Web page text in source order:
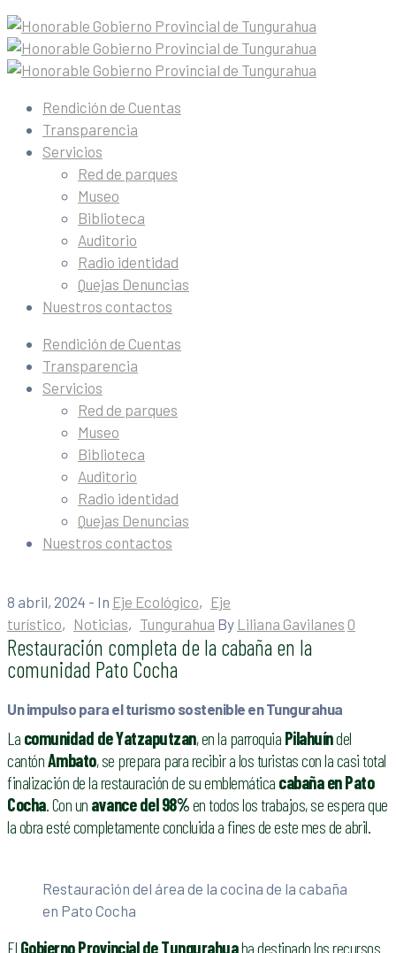
Rendición de Cuentas
Transparencia
Servicios
Red de parques
Museo
Biblioteca
Auditorio
Radio identidad
Quejas Denuncias
Nuestros contactos
Rendición de Cuentas
Transparencia
Servicios
Red de parques
Museo
Biblioteca
Auditorio
Radio identidad
Quejas Denuncias
Nuestros contactos
8 abril, 2024 - In Eje Ecológico‚ Eje
turístico‚ Noticias‚ Tungurahua By Liliana Gavilanes 0
Restauración completa de la cabaña en la
comunidad Pato Cocha
Un impulso para el turismo sostenible en Tungurahua
La comunidad de Yatzaputzan, en la parroquia Pilahuíndel
cantónAmbato, se prepara para recibir a los turistas con la casi total
finalización de la restauración de su emblemática cabaña en Pato
Cocha. Con un avance del 98%en todos los trabajos, se espera que
la obra esté completamente concluida a fines de este mes de abril.
Restauración del área de la cocina de la cabaña
en Pato Cocha
El Gobierno Provincial de Tungurahuaha destinado los recursos